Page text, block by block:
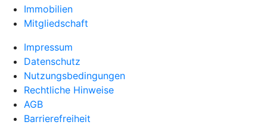
Immobilien
Mitgliedschaft
Impressum
Datenschutz
Nutzungsbedingungen
Rechtliche Hinweise
AGB
Barrierefreiheit